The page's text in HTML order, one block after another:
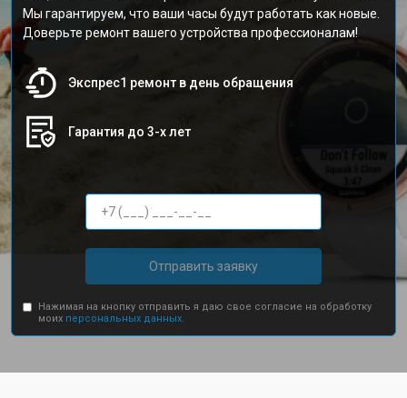
Мы гарантируем, что ваши часы будут работать как новые.
Доверьте ремонт вашего устройства профессионалам!
Экспрес1 ремонт в день обращения
Гарантия до 3-х лет
Отправить заявку
Нажимая на кнопку отправить я даю свое согласие на обработку
моих персональных данных.